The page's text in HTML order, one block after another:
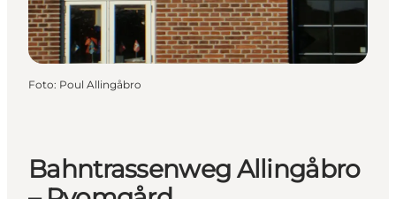
Foto: Poul Allingåbro
Bahntrassenweg Allingåbro